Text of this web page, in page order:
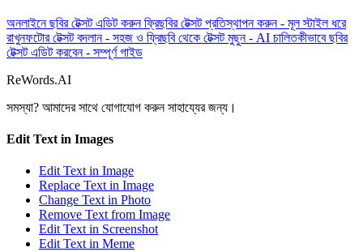
অনলাইনে ছবির টেক্সট এডিট করুন ফ্রিছবির টেক্সট প্রতিস্থাপন করুন - মূল স্টাইল ধরে
রাখুনফটোর টেক্সট বদলান - সহজ ও ফ্রিছবি থেকে টেক্সট মুছুন - AI চালিতকীভাবে ছবির
টেক্সট এডিট করবেন - সম্পূর্ণ গাইড
ReWords.AI
সমস্যা? আমাদের সাথে যোগাযোগ করুন সাহায্যের জন্য।
Edit Text in Images
Edit Text in Image
Replace Text in Image
Change Text in Photo
Remove Text from Image
Edit Text in Screenshot
Edit Text in Meme